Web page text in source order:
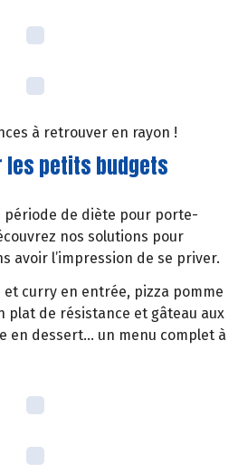
à retrouver en rayon !
les petits budgets
période de diète pour porte-
nos solutions pour
avoir l’impression de se priver.
curry en entrée, pizza pomme
de résistance et gâteau aux
en dessert… un menu complet à